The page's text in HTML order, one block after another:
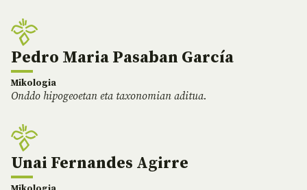
Pedro Maria Pasaban García
Mikologia
Onddo hipogeoetan eta taxonomian aditua.
Unai Fernandes Agirre